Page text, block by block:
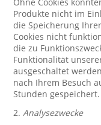
Produkte nicht im
die Speicherung
Cookies nicht
die zu
Funktionalität
ausgeschaltet
nach Ihrem Besuch
Stunden gespeichert.
2.Analysezwecke